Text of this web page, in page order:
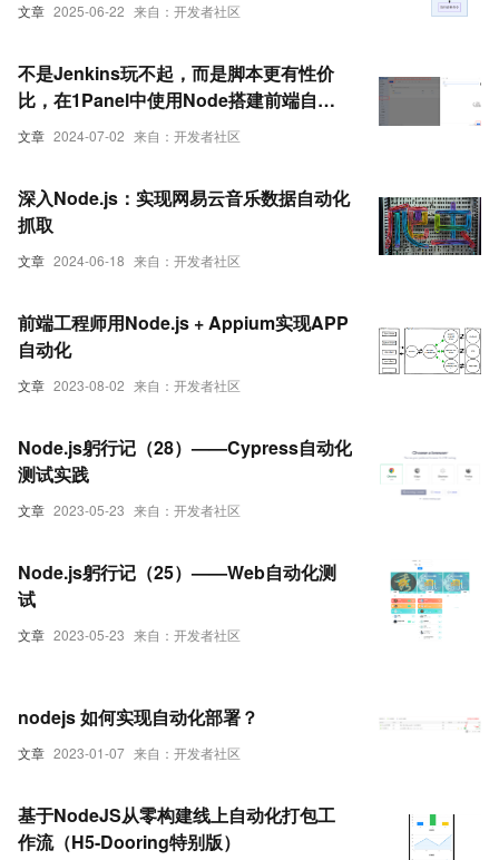
文章 2025-06-22 来自：开发者社区
文章 2024-07-02 来自：开发者社区
不是Jenkins玩不起，而是脚本更有性价
比，在1Panel中使用Node搭建前端自动
化
文章 2024-06-18 来自：开发者社区
深入Node.js：实现网易云音乐数据自动化
抓取
文章 2023-08-02 来自：开发者社区
前端工程师用Node.js + Appium实现APP
自动化
文章 2023-05-23 来自：开发者社区
Node.js躬行记（28）——Cypress自动化
测试实践
文章 2023-05-23 来自：开发者社区
Node.js躬行记（25）——Web自动化测
试
文章 2023-01-07 来自：开发者社区
nodejs 如何实现自动化部署？
基于NodeJS从零构建线上自动化打包工
作流（H5-Dooring特别版）